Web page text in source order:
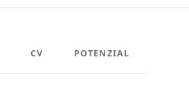
CV POTENZIAL